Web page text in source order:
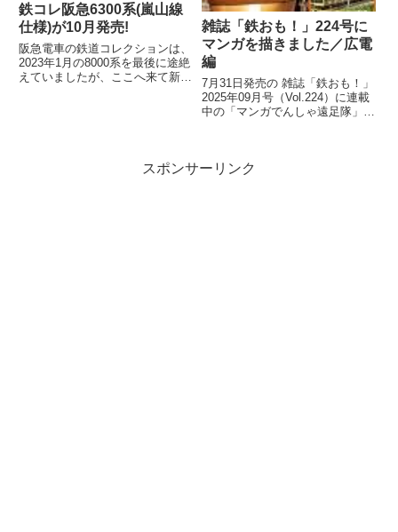
鉄コレ阪急6300系(嵐山線
仕様)が10月発売!
阪急電車の鉄道コレクションは、
2023年1月の8000系を最後に途絶
えていましたが、ここへ来て新製
雑誌「鉄おも！」224号に
マンガを描きました／広電
編
7月31日発売の 雑誌「鉄おも！」
2025年09月号（Vol.224）に連載
中の「マンガでんしゃ遠足隊」最
スポンサーリンク